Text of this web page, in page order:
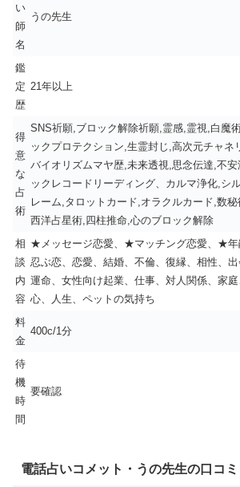
い
師
名
うの先生
鑑
定
歴
21年以上
得
意
な
占
術
SNS祈願,ブロック解除祈願,霊感,霊視,白魔
ックプロテクション,生霊封じ,高次元チャネ
バイオリズムマヤ歴,未来透視,思念伝達,不
ックレコードリーディング、カルマ浄化,シ
レーム,タロットカード,オラクルカード,数
西洋占星術,四柱推命,心のブロック解除
相
談
内
容
★メッセージ恋愛、★マッチング恋愛、★
忍ぶ恋、恋愛、結婚、不倫、復縁、相性、出
運命、女性向け起業、仕事、対人関係、家庭
心、人生、ペットの気持ち
料
金
400c/1分
待
機
時
間
要確認
電話占いコメット・うの先生の口コミ